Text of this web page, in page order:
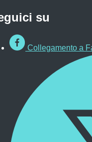
su
Collegamento a